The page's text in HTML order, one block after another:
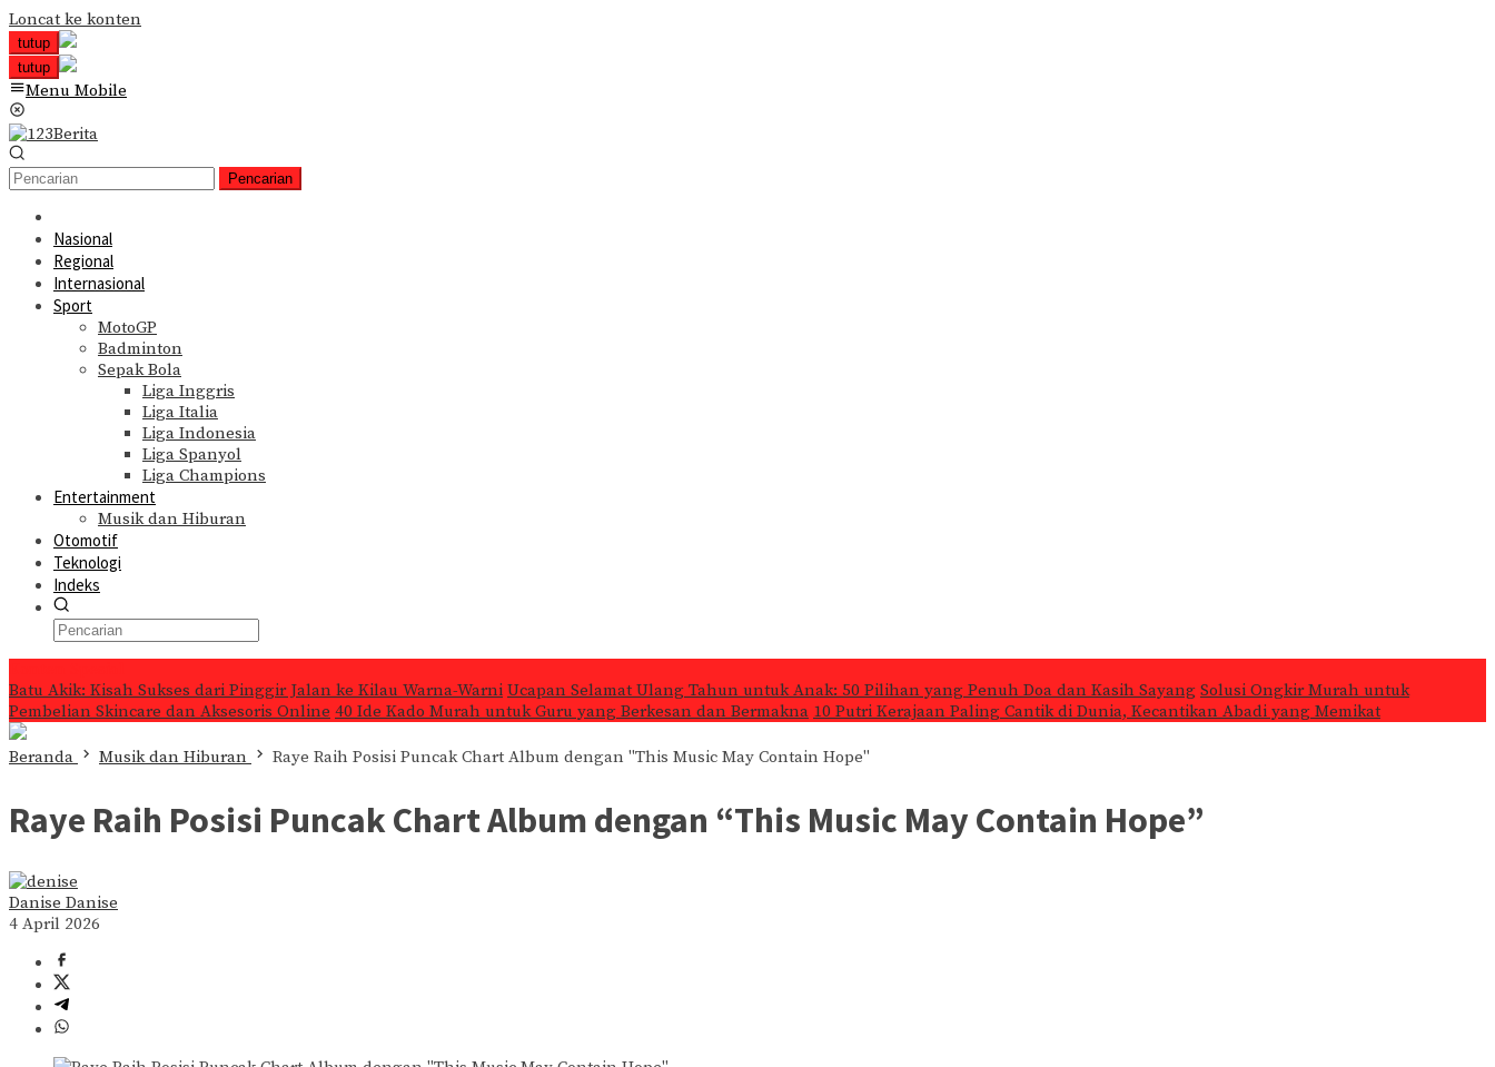
Loncat ke konten
tutup
tutup
Menu Mobile
Pencarian
Nasional
Regional
Internasional
Sport
MotoGP
Badminton
Sepak Bola
Liga Inggris
Liga Italia
Liga Indonesia
Liga Spanyol
Liga Champions
Entertainment
Musik dan Hiburan
Otomotif
Teknologi
Indeks
Batu Akik: Kisah Sukses dari Pinggir Jalan ke Kilau Warna-Warni Ucapan Selamat Ulang Tahun untuk Anak: 50 Pilihan yang Penuh Doa dan Kasih Sayang Solusi Ongkir Murah untuk
Pembelian Skincare dan Aksesoris Online 40 Ide Kado Murah untuk Guru yang Berkesan dan Bermakna 10 Putri Kerajaan Paling Cantik di Dunia, Kecantikan Abadi yang Memikat
Beranda Musik dan Hiburan Raye Raih Posisi Puncak Chart Album dengan "This Music May Contain Hope"
Raye Raih Posisi Puncak Chart Album dengan “This Music May Contain Hope”
Danise Danise
4 April 2026